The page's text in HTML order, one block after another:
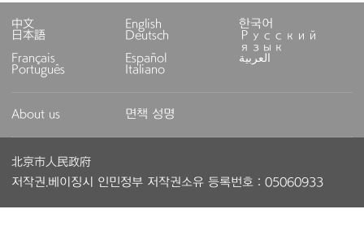
中文 English 한국어
日本語 Deutsch Русский
язык
Français Español العربية
Português Italiano
About us 면책 성명
北京市人民政府
저작권.베이징시 인민정부 저작권소유 등록번호：05060933